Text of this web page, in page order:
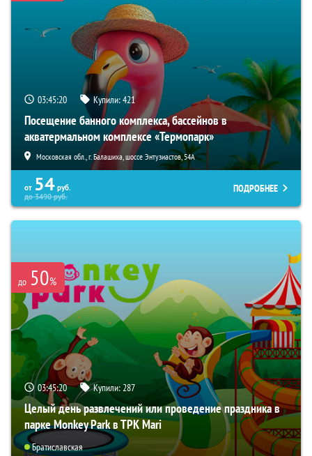
03:45:18 Купили:421
Посещение банного комплекса, бассейнов в
акватермальном комплексе «Термопарк»
Московская обл., г. Балашиха, шоссе Энтузиастов, 54А
от 54 руб.
до3490руб.
ПОДРОБНЕЕ
до 50%
03:45:18 Купили:287
Целый день развлечений или проведение праздника в
парке Monkey Park в ТРК Mari
Братиславская